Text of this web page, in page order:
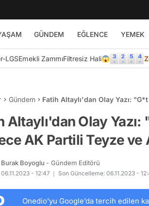
GÜNDEM EĞLENCE YEMEK
LGSEmekli ZammıFiltresiz Hali😱
Gündem
Fatih Altaylı'dan Olay Yazı:
Altaylı'dan Olay Yazı:
AK Partili Teyze ve
Burak Boyoglu - Gündem Editörü
06.11.2023 - 12:47 Son Güncelleme: 06.11.2023 -
Onedio’yu Google’da tercih edilen